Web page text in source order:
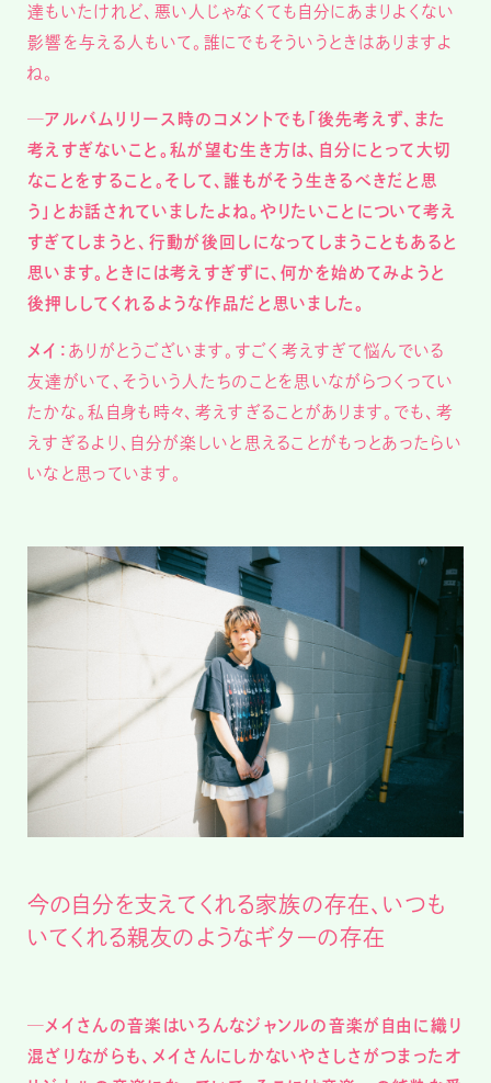
達もいたけれど、悪い人じゃなくても自分にあまりよくない
影響を与える人もいて。誰にでもそういうときはありますよ
ね。
─アルバムリリース時のコメントでも「後先考えず、また
考えすぎないこと。私が望む生き方は、自分にとって大切
なことをすること。そして、誰もがそう生きるべきだと思
う」とお話されていましたよね。やりたいことについて考え
すぎてしまうと、行動が後回しになってしまうこともあると
思います。ときには考えすぎずに、何かを始めてみようと
後押ししてくれるような作品だと思いました。
メイ：ありがとうございます。すごく考えすぎて悩んでいる
友達がいて、そういう人たちのことを思いながらつくってい
たかな。私自身も時々、考えすぎることがあります。でも、考
えすぎるより、自分が楽しいと思えることがもっとあったらい
いなと思っています。
今の自分を支えてくれる家族の存在、いつも
いてくれる親友のようなギターの存在
─メイさんの音楽はいろんなジャンルの音楽が自由に織り
混ざりながらも、メイさんにしかないやさしさがつまったオ